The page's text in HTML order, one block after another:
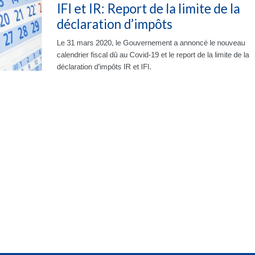
IFI et IR: Report de la limite de la
déclaration d’impôts
Le 31 mars 2020, le Gouvernement a annoncé le nouveau
calendrier fiscal dû au Covid-19 et le report de la limite de la
déclaration d’impôts IR et IFI.